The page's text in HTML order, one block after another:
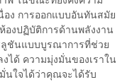
อง การออกแบบอันทันสมัย
องปฏิบัติการด้านพลังงาน
ลูชันแบบบูรณาการที่ช่วย
ได้ ความมุ่งมั่นของเราใน
นใจได้ว่าคุณจะได้รับ